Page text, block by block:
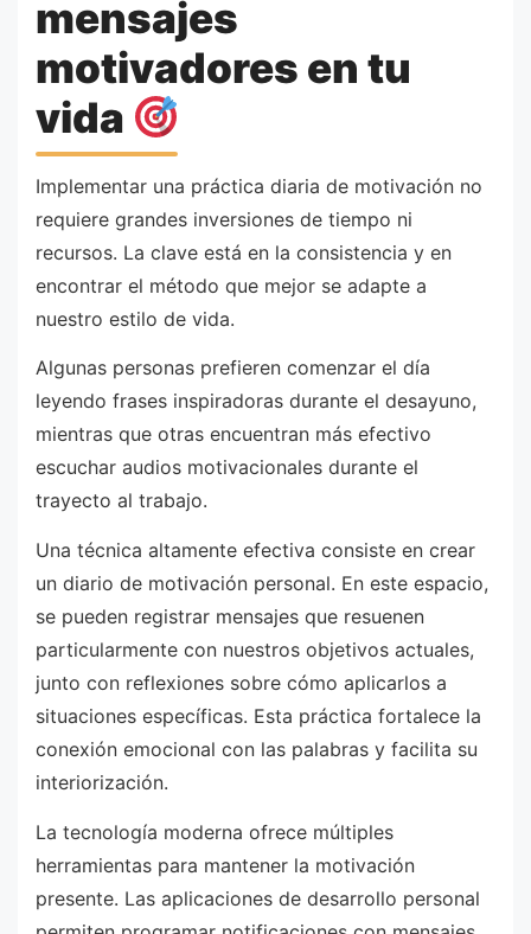
mensajes
motivadores en tu
vida
Implementar una práctica diaria de motivación no
requiere grandes inversiones de tiempo ni
recursos. La clave está en la consistencia y en
encontrar el método que mejor se adapte a
nuestro estilo de vida.
Algunas personas prefieren comenzar el día
leyendo frases inspiradoras durante el desayuno,
mientras que otras encuentran más efectivo
escuchar audios motivacionales durante el
trayecto al trabajo.
Una técnica altamente efectiva consiste en crear
un diario de motivación personal. En este espacio,
se pueden registrar mensajes que resuenen
particularmente con nuestros objetivos actuales,
junto con reflexiones sobre cómo aplicarlos a
situaciones específicas. Esta práctica fortalece la
conexión emocional con las palabras y facilita su
interiorización.
La tecnología moderna ofrece múltiples
herramientas para mantener la motivación
presente. Las aplicaciones de desarrollo personal